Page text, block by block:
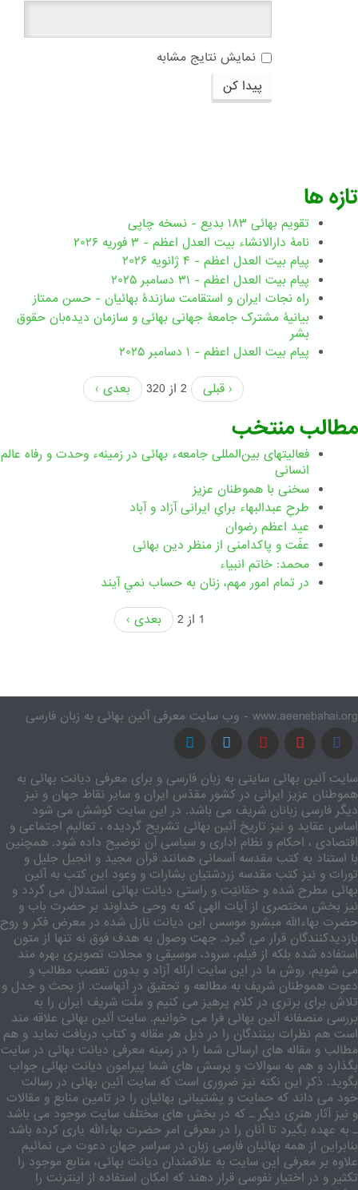
نمایش نتایج مشابه
پیدا کن
تازه ها
تقویم بهائی ۱۸۳ بدیع - نسخه چاپی
نامۀ دارالانشاء بیت العدل اعظم - ۳ فوریه ۲۰۲۶
پیام بیت العدل اعظم - ۴ ژانویه ۲۰۲۶
پیام بیت العدل اعظم - ۳۱ دسامبر ۲۰۲۵
راه نجات ایران و استقامت سازندۀ بهائیان - حسن ممتاز
بیانیۀ مشترک جامعۀ جهانی بهائی و سازمان دیده‌بان حقوق
بشر
پیام بیت العدل اعظم - ۱ دسامبر ۲۰۲۵
‹ قبلی
2 از 320 بعدی ›
مطالب منتخب
فعالیتهای بین‌المللی جامعهء بهائی در زمینهء وحدت و رفاه عالم
انسانی
سخنی با هموطنان عزیز
طرحِ عبدالبهاء برایِ ایرانی آزاد و آباد
عید اعظم رضوان
عفّت و پاکدامنی از منظر دین بهائی
محمد: خاتم انبیاء
در تمام امور مهم،‌ زنان به حساب نمي آيند
1 از 2
بعدی ›
www.aeenebahai.org - وب سایت معرفی آئین بهائی به زبان فارسی
سایت آئین بهائی سایتی به زبان فارسی و برای معرفی دیانت بهائی به
هموطنان عزیز ایرانی در کشور مقدّس ایران و سایر نقاط جهان و نیز
دیگر فارسی زبانان شریف می باشد. در این سایت کوشش می شود
اساس عقاید و نیز تاریخ آئین بهائی تشریح گردیده ، تعالیم اجتماعی و
اقتصادی ، احکام و نظام اداری و سیاسی آن توضیح داده شود. همچنین
با استناد به کتب مقدسه آسمانی همانند قرآن مجید و انجیل جلیل و
تورات و نیز کتب مقدسه زردشتیان بشارات و وعود این کتب به آئین
بهائی مطرح شده و حقانیّت و راستی دیانت بهائی استدلال می گردد و
نیز بخش مختصری از آیات الهی که به وحی خداوند بر حضرت باب و
حضرت بهاءالله مبشرو موسس این دیانت نازل شده در معرض فکر و روح
بازدیدکنندگان قرار می گیرد. جهت وصول به هدف فوق نه تنها از متون
استفاده شده بلکه از فیلم، سرود، موسیقی و مجلات تصویری بهره مند
می شویم. روش ما در این سایت ارائه آزاد و بدون تعصب مطالب و
دعوت هموطنان شریف به مطالعه و تحقیق در آنهاست. از بحث و جدل و
تلاش برای برتری در کلام پرهیز می کنیم و ملّت شریف ایران را به
بررسی منصفانه آئین بهائی فرا می خوانیم. سایت آئین بهائی علاقه مند
است هم نظرات بینندگان را در ذیل هر مقاله و کتاب دریافت نماید و هم
مطالب و مقاله های ارسالی شما را در زمینه معرفی دیانت بهائی در سایت
بگذارد و هم به سوالات و پرسش های شما پیرامون دیانت بهائی جواب
بگوید. ذکر این نکته نیز ضروری است که سایت آئین بهائی در رسالت
خود می داند که حمایت و پشتیبانی بهائیان را در تامین منابع و مقالات
و نیز آثار هنری دیگر ـ که در بخش های مختلف سایت موجود می باشد
ـ به عهده بگیرد تا آنان را در معرفی امر حضرت بهاءالله یاری کرده باشد
بنابراین از همه بهائیان فارسی زبان در سراسر جهان دعوت می نمائیم
علاوه بر معرفی این سایت به علاقمندان دیانت بهائی، منابع موجود را
تکثیر و در اختیار نفوسی قرار دهند که امکان استفاده از اینترنت را